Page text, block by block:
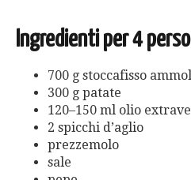
Ingredienti per 4
700 g stoccafisso
300 g patate
120–150 ml olio
2 spicchi d’aglio
prezzemolo
sale